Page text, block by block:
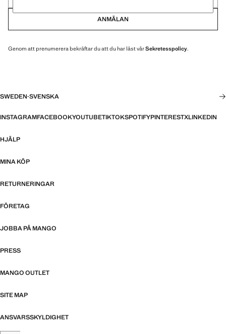
ANMÄLAN
Genom att prenumerera bekräftar du att du har läst vårSekretesspolicy.
SWEDEN·SVENSKA
INSTAGRAMFACEBOOKYOUTUBETIKTOKSPOTIFYPINTERESTXLINKEDIN
HJÄLP
MINA KÖP
RETURNERINGAR
FÖRETAG
JOBBA PÅ MANGO
PRESS
MANGO OUTLET
SITE MAP
ANSVARSSKYLDIGHET